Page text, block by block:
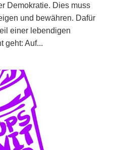
Demokratie. Dies muss
und bewähren. Dafür
einer lebendigen
geht: Auf...